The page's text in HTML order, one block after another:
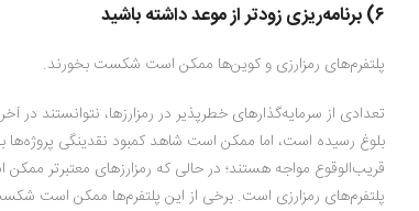
۶) برنامه‌ریزی زودتر از موعد داشته باشید
پلتفرم‌های رمز‌ارزی و کوین‌ها ممکن است شکست بخورند.
بلوغ رسیده است، اما ممکن است شاهد کمبود نقدینگی پروژه‌ها
قریب‌الوقوع مواجه هستند؛ در حالی که رمز‌ارز‌های معتبرتر
پلتفرم‌های رمز‌ارزی است. برخی از این پلتفرم‌ها ممکن است